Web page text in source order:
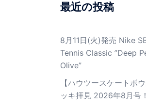
最近の投稿
8月11日(火)発売 Nike
Tennis Classic ”Deep
Olive”
【ハウツースケートボ
ッキ拝見 2026年8月号